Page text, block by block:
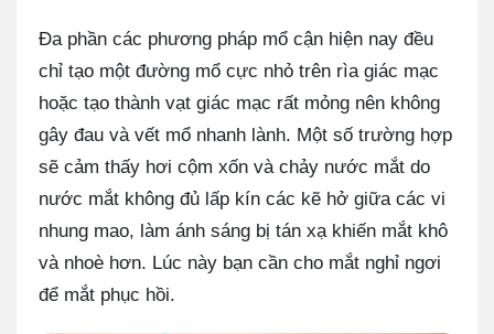
Đa phần các phương pháp mổ cận hiện nay đều
chỉ tạo một đường mổ cực nhỏ trên rìa giác mạc
hoặc tạo thành vạt giác mạc rất mỏng nên không
gây đau và vết mổ nhanh lành. Một số trường hợp
sẽ cảm thấy hơi cộm xốn và chảy nước mắt do
nước mắt không đủ lấp kín các kẽ hở giữa các vi
nhung mao, làm ánh sáng bị tán xạ khiến mắt khô
và nhoè hơn. Lúc này bạn cần cho mắt nghỉ ngơi
để mắt phục hồi.